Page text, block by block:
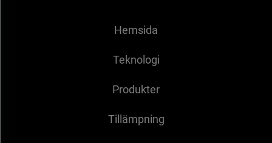
Hemsida
Teknologi
Produkter
Tillämpning